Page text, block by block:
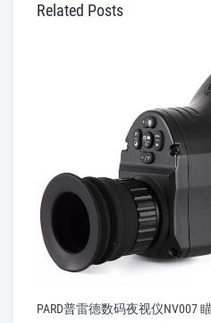
Related Posts
PARD普雷德数码夜视仪NV007